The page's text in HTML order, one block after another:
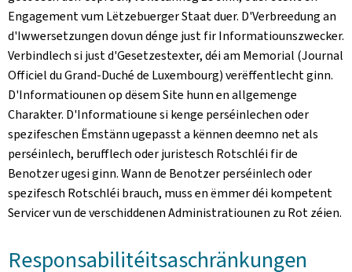
Engagement vum Lëtzebuerger Staat duer. D'Verbreedung an
d'Iwwersetzungen dovun dénge just fir Informatiounszwecker.
Verbindlech si just d'Gesetzestexter, déi am Memorial (Journal
Officiel du Grand-Duché de Luxembourg) verëffentlecht ginn.
D'Informatiounen op dësem Site hunn en allgemenge
Charakter. D'Informatioune si kenge perséinlechen oder
spezifeschen Ëmstänn ugepasst a kënnen deemno net als
perséinlech, berufflech oder juristesch Rotschléi fir de
Benotzer ugesi ginn. Wann de Benotzer perséinlech oder
spezifesch Rotschléi brauch, muss en ëmmer déi kompetent
Servicer vun de verschiddenen Administratiounen zu Rot zéien.
Responsabilitéitsaschränkungen